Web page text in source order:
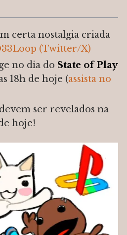
certa nostalgia criada
(Twitter/X)
no dia do State of Play
18h de hoje (assista no
ser revelados na
hoje!